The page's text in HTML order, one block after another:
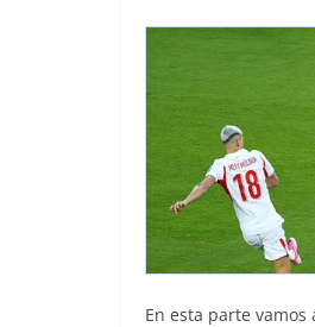
En esta parte